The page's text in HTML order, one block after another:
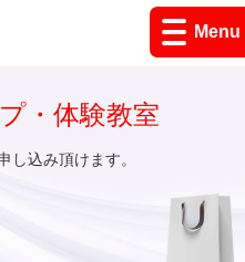
Menu
・体験教室
し込み頂けます。